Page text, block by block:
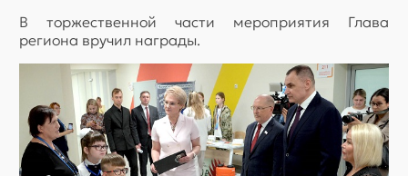
В торжественной части мероприятия Глава
региона вручил награды.